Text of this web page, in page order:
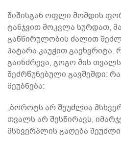
შიშისგან ოფლი მომდის
ტანჯვით მოკვლა სურდათ,
განწირულობის ძალით
პატარა კაუჭით გაეხვრიტა.
გაინძრევა, გოგო მის
შეძრწუნებული გავშეშდი:
მეუბნება:
„ბოროტს არ შეუძლია
თვალს არ შესწირავს,
მსხვერპლის გაღება